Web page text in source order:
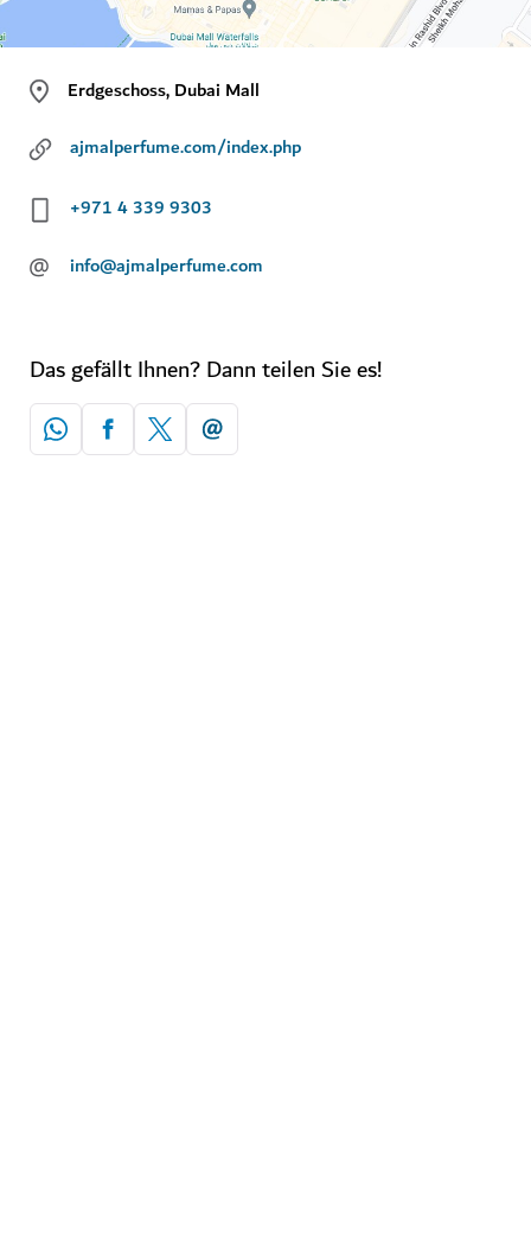
Erdgeschoss, Dubai Mall
ajmalperfume.com/index.php
+971 4 339 9303
@ info@ajmalperfume.com
Das gefällt Ihnen? Dann teilen Sie es!